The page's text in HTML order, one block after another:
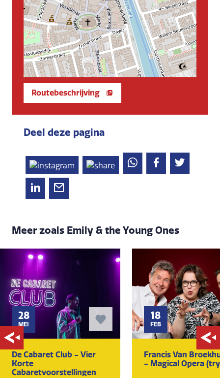
Routebeschrijving
Deel deze pagina
Meer zoals Emily & the Young Ones
28
MEI
De Cabaret Club - Vier
Korte
Cabaretvoorstellingen
18
FEB
Francis Van
- Magical Opera